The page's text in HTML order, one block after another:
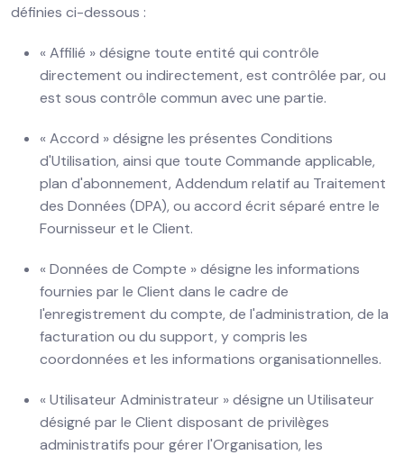
définies ci-dessous :
« Affilié » désigne toute entité qui contrôle
directement ou indirectement, est contrôlée par, ou
est sous contrôle commun avec une partie.
« Accord » désigne les présentes Conditions
d'Utilisation, ainsi que toute Commande applicable,
plan d'abonnement, Addendum relatif au Traitement
des Données (DPA), ou accord écrit séparé entre le
Fournisseur et le Client.
« Données de Compte » désigne les informations
fournies par le Client dans le cadre de
l'enregistrement du compte, de l'administration, de la
facturation ou du support, y compris les
coordonnées et les informations organisationnelles.
« Utilisateur Administrateur » désigne un Utilisateur
désigné par le Client disposant de privilèges
administratifs pour gérer l'Organisation, les